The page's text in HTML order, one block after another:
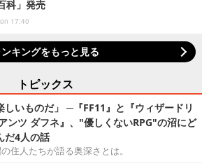
科」発売
17:40
キングをもっと見る
トピックス
しいものだ」 ─『FF11』と『ウィザードリ
ンツ ダフネ』、"優しくないRPG"の沼にど
だ4人の話
住人たちが語る奥深さとは。